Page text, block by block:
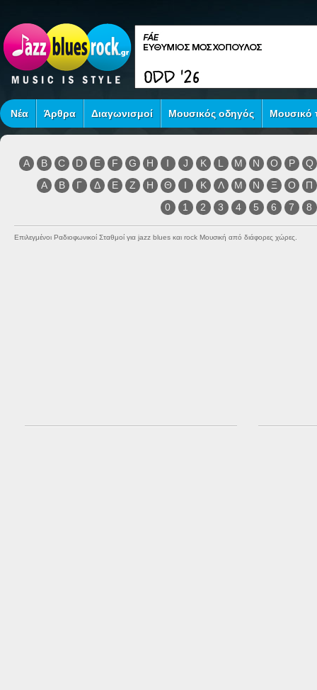
Νέα Άρθρα Διαγωνισμοί Μουσικός οδηγός Μουσικό
A B C D E F G H I J K L M N O P
Q
Α
Β Γ Δ Ε Ζ Η Θ Ι Κ Λ Μ Ν Ξ Ο
Π
0
1 2 3 4 5 6 7 8
Επιλεγμένοι Ραδιοφωνικοί Σταθμοί για jazz blues και rock Μουσική από διάφορες χώρες.